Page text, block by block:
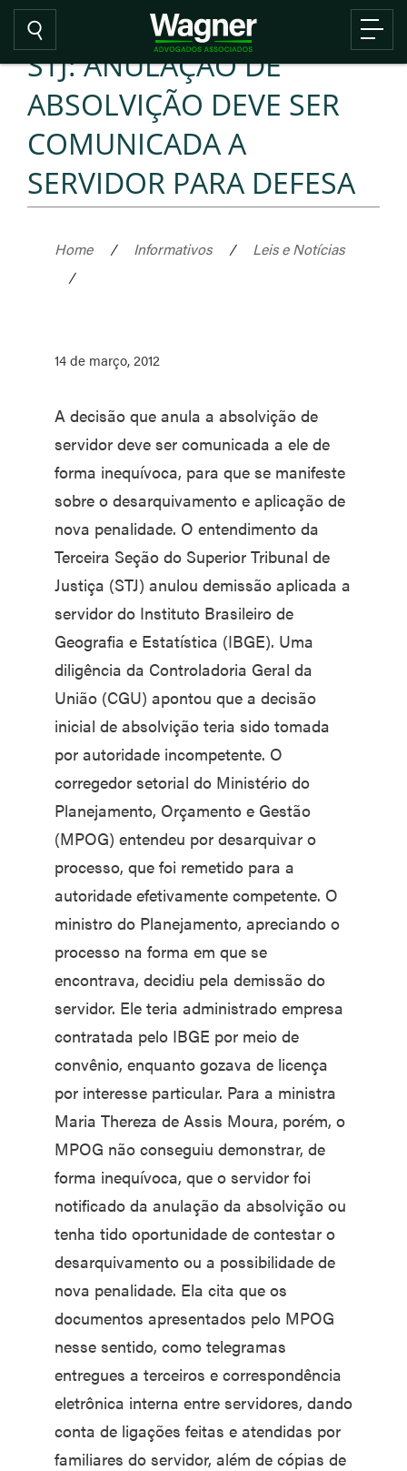
STJ: ANULAÇÃO DE
ABSOLVIÇÃO DEVE SER
COMUNICADA A
SERVIDOR PARA DEFESA
Home / Informativos /
Leis e Notícias
/
14 de março, 2012
A decisão que anula a absolvição de
servidor deve ser comunicada a ele de
forma inequívoca, para que se manifeste
sobre o desarquivamento e aplicação de
nova penalidade. O entendimento da
Terceira Seção do Superior Tribunal de
Justiça (STJ) anulou demissão aplicada a
servidor do Instituto Brasileiro de
Geografia e Estatística (IBGE). Uma
diligência da Controladoria Geral da
União (CGU) apontou que a decisão
inicial de absolvição teria sido tomada
por autoridade incompetente. O
corregedor setorial do Ministério do
Planejamento, Orçamento e Gestão
(MPOG) entendeu por desarquivar o
processo, que foi remetido para a
autoridade efetivamente competente. O
ministro do Planejamento, apreciando o
processo na forma em que se
encontrava, decidiu pela demissão do
servidor. Ele teria administrado empresa
contratada pelo IBGE por meio de
convênio, enquanto gozava de licença
por interesse particular. Para a ministra
Maria Thereza de Assis Moura, porém, o
MPOG não conseguiu demonstrar, de
forma inequívoca, que o servidor foi
notificado da anulação da absolvição ou
tenha tido oportunidade de contestar o
desarquivamento ou a possibilidade de
nova penalidade. Ela cita que os
documentos apresentados pelo MPOG
nesse sentido, como telegramas
entregues a terceiros e correspondência
eletrônica interna entre servidores, dando
conta de ligações feitas e atendidas por
familiares do servidor, além de cópias de